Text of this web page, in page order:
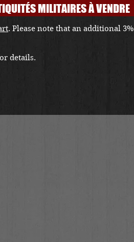
MILITAIRES À VENDRE
. Please note that an additional 3%
details.